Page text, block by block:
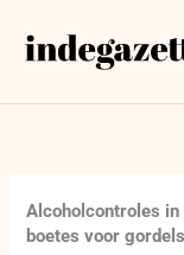
naar
Alcoholcontroles in
boetes voor